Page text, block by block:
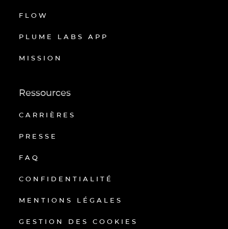
FLOW
PLUME LABS APP
MISSION
Ressources
CARRIÈRES
PRESSE
FAQ
CONFIDENTIALITÉ
MENTIONS LÉGALES
GESTION DES COOKIES